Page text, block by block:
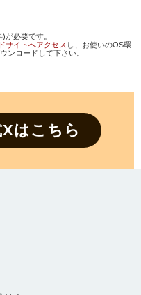
が必要です。
サイトへアクセス し、お使いのOS環
ンロードして下さい。
はこちら